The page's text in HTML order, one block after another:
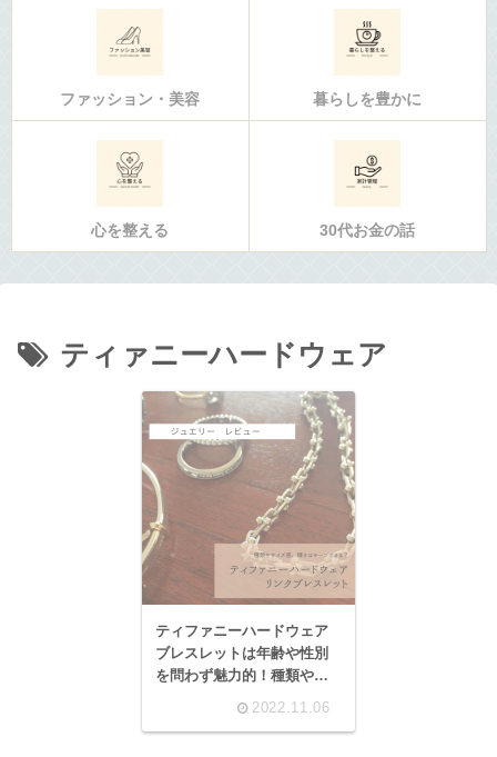
ファッション・美容 暮らしを豊かに
心を整える 30代お金の話
ティァニーハードウェア
ティファニーハードウェア
ブレスレットは年齢や性別
を問わず魅力的！種類やサ
2022.11.06